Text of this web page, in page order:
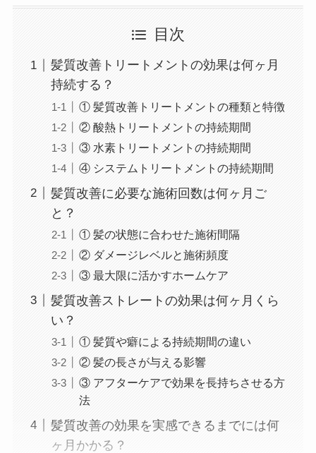
目次
髪質改善トリートメントの効果は何ヶ月
持続する？
① 髪質改善トリートメントの種類と特徴
② 酸熱トリートメントの持続期間
③ 水素トリートメントの持続期間
④ システムトリートメントの持続期間
髪質改善に必要な施術回数は何ヶ月ご
と？
① 髪の状態に合わせた施術間隔
② ダメージレベルと施術頻度
③ 最大限に活かすホームケア
髪質改善ストレートの効果は何ヶ月くら
い？
① 髪質や癖による持続期間の違い
② 髪の長さが与える影響
③ アフターケアで効果を長持ちさせる方
法
髪質改善の効果を実感できるまでには何
ヶ月かかる？